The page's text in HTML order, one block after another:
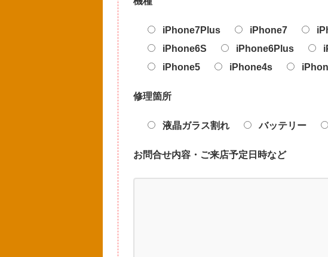
iPhone7Plus iPhone7
iPhone6S
iPhone6Plus
iPhone5
iPhone4s
修理箇所
液晶ガラス割れ バッテリー
お問合せ内容・ご来店予定日時など